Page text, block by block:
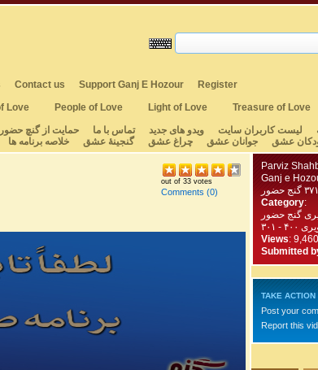
Contact us Support Ganj E Hozour
Register
Love People of Love Light of Love Treasure of Love
لیست کاربران سایت ویدو های جدید تماس با ما حمایت از گنچ حضور
عشق جوانان عشق چراغ عشق گنجینهٔ عشق خلاصه برنامه ها
out of 33 votes
Comments (0)
Parviz
Ganj e
Category:
گنج حضور
- ۳۰۱
Views: 9,460
Submitted
TAKE ACTION
Post your
Report this